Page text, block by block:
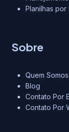
Planilhas por
Sobre
Quem Somos
Blog
Contato Por
Contato Por